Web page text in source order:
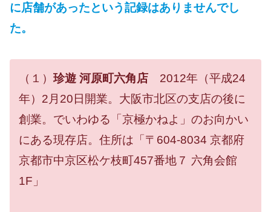
に店舗があったという記録はありませんでし
た。
（１） 珍遊 河原町六角店 2012年（平成24
年）2月20日開業。大阪市北区の支店の後に
創業。でいわゆる「京極かねよ」のお向かい
にある現存店。住所は「〒604-8034 京都府
京都市中京区松ケ枝町457番地７ 六角会館
1F」